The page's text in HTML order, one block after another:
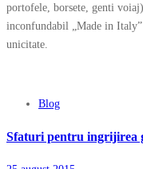
portofele, borsete, genti
inconfundabil „Made in
unicitate.
Blog
Sfaturi pentru ingrijirea